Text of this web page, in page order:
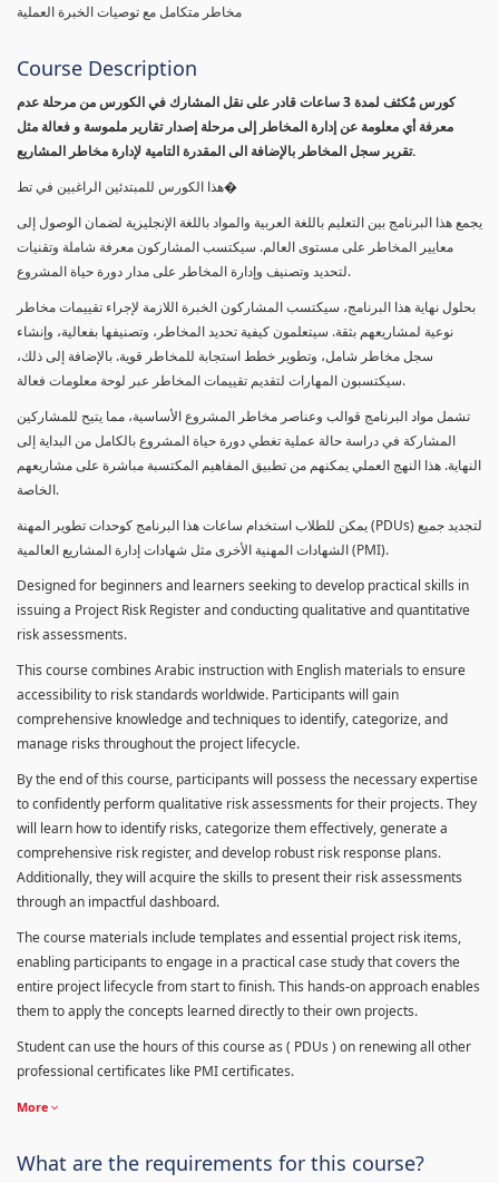
مخاطر متكامل مع توصيات الخبرة العملية
Course Description
كورس مٌكثف لمدة 3 ساعات قادر على نقل المشارك في الكورس من مرحلة عدم
معرفة أي معلومة عن إدارة المخاطر إلى مرحلة إصدار تقارير ملموسة و فعالة مثل
تقرير سجل المخاطر بالإضافة الى المقدرة التامية لإدارة مخاطر المشاريع.
هذا الكورس للمبتدئين الراغبين في تط�
يجمع هذا البرنامج بين التعليم باللغة العربية والمواد باللغة الإنجليزية لضمان الوصول إلى
معايير المخاطر على مستوى العالم. سيكتسب المشاركون معرفة شاملة وتقنيات
لتحديد وتصنيف وإدارة المخاطر على مدار دورة حياة المشروع.
بحلول نهاية هذا البرنامج، سيكتسب المشاركون الخبرة اللازمة لإجراء تقييمات مخاطر
نوعية لمشاريعهم بثقة. سيتعلمون كيفية تحديد المخاطر، وتصنيفها بفعالية، وإنشاء
سجل مخاطر شامل، وتطوير خطط استجابة للمخاطر قوية. بالإضافة إلى ذلك،
سيكتسبون المهارات لتقديم تقييمات المخاطر عبر لوحة معلومات فعالة.
تشمل مواد البرنامج قوالب وعناصر مخاطر المشروع الأساسية، مما يتيح للمشاركين
المشاركة في دراسة حالة عملية تغطي دورة حياة المشروع بالكامل من البداية إلى
النهاية. هذا النهج العملي يمكنهم من تطبيق المفاهيم المكتسبة مباشرة على مشاريعهم
الخاصة.
يمكن للطلاب استخدام ساعات هذا البرنامج كوحدات تطوير المهنة (PDUs) لتجديد جميع
الشهادات المهنية الأخرى مثل شهادات إدارة المشاريع العالمية (PMI).
Designed for beginners and learners seeking to develop practical skills in
issuing a Project Risk Register and conducting qualitative and quantitative
risk assessments.
This course combines Arabic instruction with English materials to ensure
accessibility to risk standards worldwide. Participants will gain
comprehensive knowledge and techniques to identify, categorize, and
manage risks throughout the project lifecycle.
By the end of this course, participants will possess the necessary expertise
to confidently perform qualitative risk assessments for their projects. They
will learn how to identify risks, categorize them effectively, generate a
comprehensive risk register, and develop robust risk response plans.
Additionally, they will acquire the skills to present their risk assessments
through an impactful dashboard.
The course materials include templates and essential project risk items,
enabling participants to engage in a practical case study that covers the
entire project lifecycle from start to finish. This hands-on approach enables
them to apply the concepts learned directly to their own projects.
Student can use the hours of this course as ( PDUs ) on renewing all other
professional certificates like PMI certificates.
More
What are the requirements for this course?